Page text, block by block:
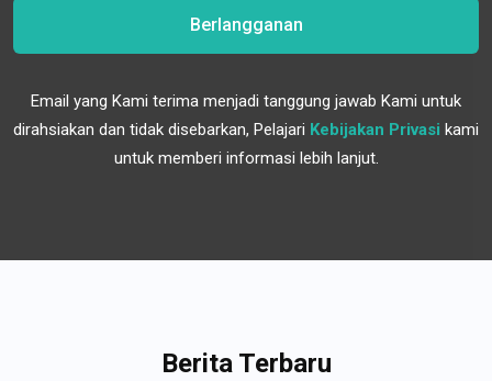
Berlangganan
Email yang Kami terima menjadi tanggung jawab Kami untuk
dirahsiakan dan tidak disebarkan, Pelajari Kebijakan Privasi kami
untuk memberi informasi lebih lanjut.
Berita Terbaru